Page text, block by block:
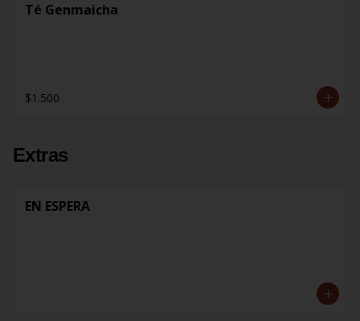
Té Genmaicha
$1.500
Extras
EN ESPERA